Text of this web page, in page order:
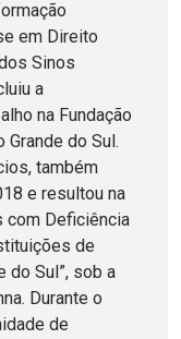
em Direito
Sinos
a
na Fundação
Grande do Sul.
também
e resultou na
com Deficiência
de
do Sul”, sob a
Durante o
de